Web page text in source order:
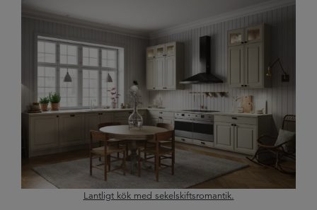
Lantligt kök med sekelskiftsromantik.